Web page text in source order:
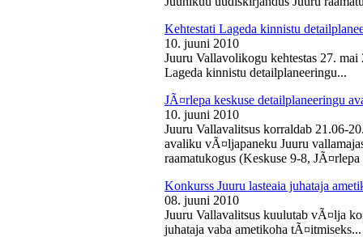
Kehtestati Lageda kinnistu
10. juuni 2010
Juuru Vallavolikogu kehtestas 27.
Lageda kinnistu detailplaneeringu...
JÃ¤rlepa keskuse detailplaneeringu
10. juuni 2010
Juuru Vallavalitsus korraldab 21.06-
avaliku vÃ¤ljapaneku Juuru
raamatukogus (Keskuse 9-8,
Konkurss Juuru lasteaia juhataja
08. juuni 2010
Juuru Vallavalitsus kuulutab vÃ¤lja
juhataja vaba ametikoha tÃ¤itmiseks...